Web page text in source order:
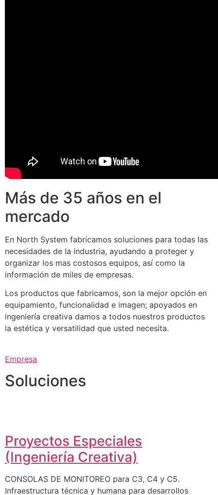
Más de 35 años en el
mercado
En North System fabricamos soluciones para todas las
necesidades de la industria, ayudando a proteger y
organizar los mas costosos equipos, así como la
información de miles de empresas.
Los productos que fabricamos, son la mejor opción en
equipamiento, funcionalidad e imagen; apoyados en
ingeniería creativa damos a todos nuestros productos
la estética y versatilidad que usted necesita.
Empresa
Soluciones
Proyectos Especiales
(Ingeniería Creativa)
CONSOLAS DE MONITOREO para C3, C4 y C5.
Infraestructura técnica y humana para desarrollos